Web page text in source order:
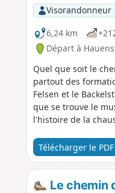
Visorandonneur
6,24 km
Départ à
Quel que soit le
partout des
Felsen et le
que se trouve le
l'histoire de la
Télécharger le PDF
Le chemin